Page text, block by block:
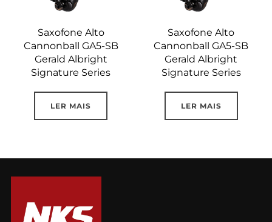
Saxofone Alto
Cannonball GA5-SB
Gerald Albright
Signature Series
LER MAIS
Saxofone Alto
Cannonball GA5-SB
Gerald Albright
Signature Series
LER MAIS